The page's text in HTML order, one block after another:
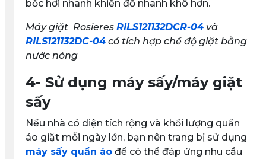
bốc hơi nhanh khiến đồ nhanh khô hơn.
Máy giặt Rosieres RILS121132DCR-04và
RILS121132DC-04có tích hợp chế độ giặt bằng
nước nóng
4- Sử dụng máy sấy/máy giặt
sấy
Nếu nhà có diện tích rộng và khối lượng quần
áo giặt mỗi ngày lớn, bạn nên trang bị sử dụng
máy sấy quần áođể có thể đáp ứng nhu cầu